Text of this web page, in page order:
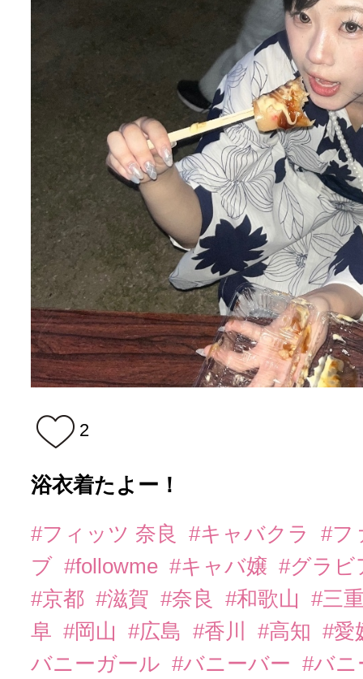
2
浴衣着たよー！
#フィッツ 奈良 #キャバクラ
#フ
ブ #followme #キャバ嬢 #グラ
#京都 #滋賀 #奈良 #和歌山
#三
阜 #岡山 #広島 #香川 #高知 #愛
バニーガール #バニーバー #バ